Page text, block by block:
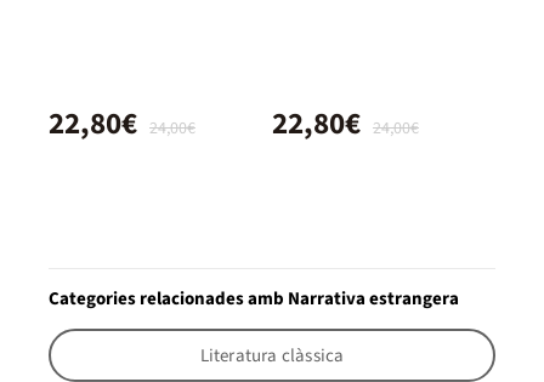
24,00€
22,80€ 24,00€
22,80€
Categories relacionades amb Narrativa estrangera
Literatura clàssica